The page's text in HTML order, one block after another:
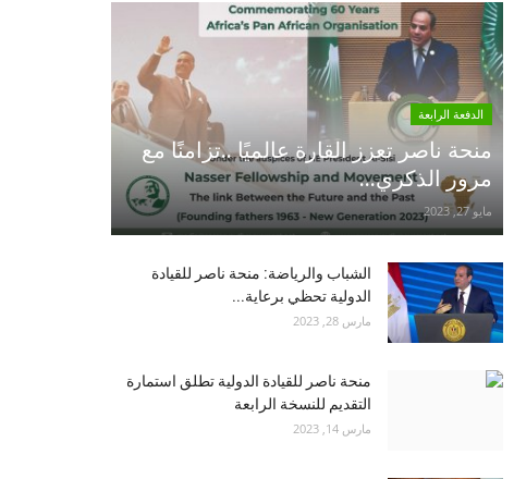
الدفعة الرابعة
منحة ناصر تعزز القارة عالميًا ..تزامنًا مع
مرور الذكري...
مايو 27, 2023
الشباب والرياضة: منحة ناصر للقيادة
الدولية تحظي برعاية...
مارس 28, 2023
منحة ناصر للقيادة الدولية تطلق استمارة
التقديم للنسخة الرابعة
مارس 14, 2023